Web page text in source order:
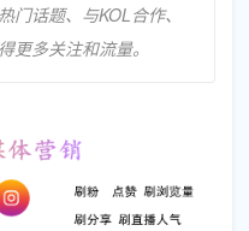
门话题、与KOL合作、
更多关注和流量。